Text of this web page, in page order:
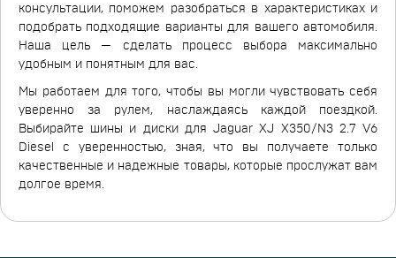
консультации, поможем разобраться в характеристиках и
подобрать подходящие варианты для вашего автомобиля.
Наша цель — сделать процесс выбора максимально
удобным и понятным для вас.
Мы работаем для того, чтобы вы могли чувствовать себя
уверенно за рулем, наслаждаясь каждой поездкой.
Выбирайте шины и диски для Jaguar XJ X350/N3 2.7 V6
Diesel с уверенностью, зная, что вы получаете только
качественные и надежные товары, которые прослужат вам
долгое время.